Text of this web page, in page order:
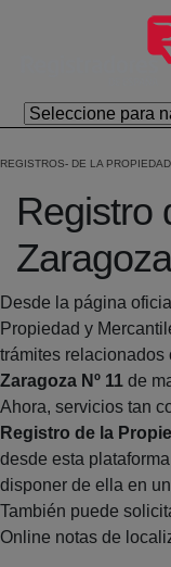
Saltar al contenido
REGISTROS DE LA PROPIEDAD
Registro
Desde la página
Propiedad y
trámites relacionados
Zaragoza Nº 11 de
Ahora, servicios tan
Registro de la
desde esta
disponer de ella en
También puede
Online notas de